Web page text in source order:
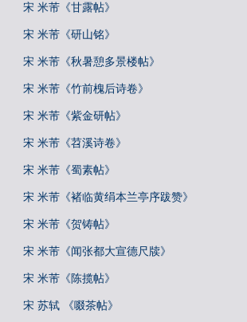
宋 米芾《甘露帖》
宋 米芾《研山铭》
宋 米芾《秋暑憩多景楼帖》
宋 米芾《竹前槐后诗卷》
宋 米芾《紫金研帖》
宋 米芾《苕溪诗卷》
宋 米芾《蜀素帖》
宋 米芾《褚临黄绢本兰亭序跋赞》
宋 米芾《贺铸帖》
宋 米芾《闻张都大宣德尺牍》
宋 米芾《陈揽帖》
宋 苏轼 《啜茶帖》